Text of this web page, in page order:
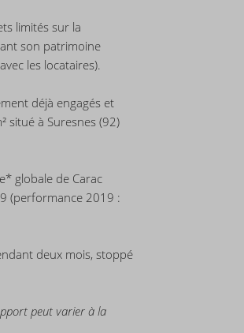
limités sur la
son patrimoine
les locataires).
déjà engagés et
situé à Suresnes (92)
globale de Carac
(performance 2019 :
deux mois, stoppé
peut varier à la